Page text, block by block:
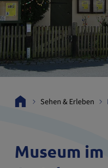
Sehen & Erleben
Museum im